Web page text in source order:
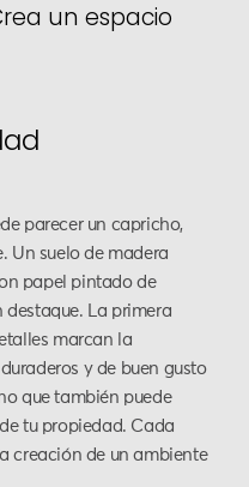
un espacio
parecer un capricho,
Un suelo de madera
papel pintado de
destaque. La primera
marcan la
y de buen gusto
que también puede
tu propiedad. Cada
creación de un ambiente